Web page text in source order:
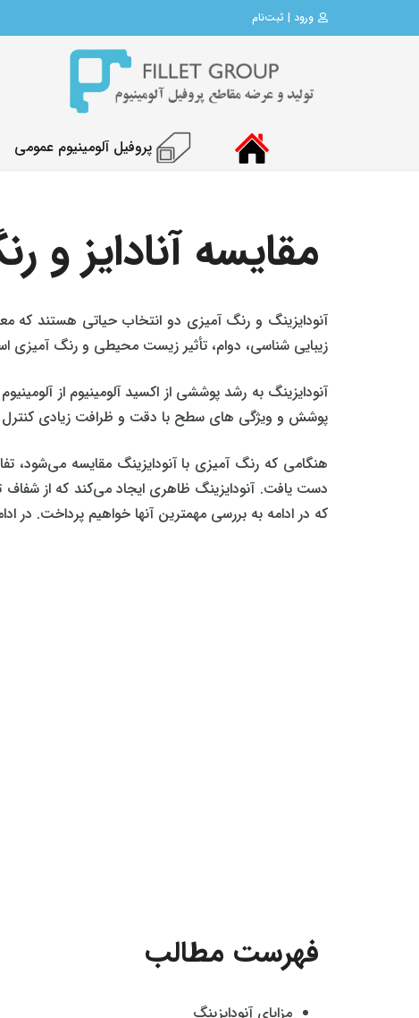
ورود | ثبت‌نام
پروفیل آلومینیوم عمومی
مقایسه آنادایز و
آنودایزینگ و رنگ‌ آمیزی دو انتخاب حیاتی هستند که
زیبایی‌ شناسی، دوام، تأثیر زیست‌ محیطی و رنگ‌ آمیزی
آنودایزینگ به رشد پوششی از اکسید آلومینیوم از
پوشش و ویژگی‌ های سطح با دقت و ظرافت زیادی کنترل
هنگامی که رنگ‌ آمیزی با آنودایزینگ مقایسه
دست یافت. آنودایزینگ ظاهری ایجاد می‌کند که از
که در ادامه به بررسی مهمترین آنها خواهیم پرداخت. در
فهرست مطالب
مزایای آنودایزینگ